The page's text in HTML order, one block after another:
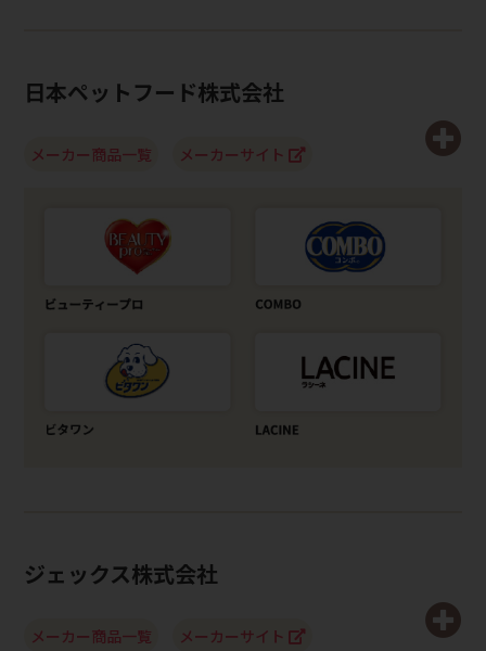
日本ペットフード株式会社
メーカー商品一覧 メーカーサイト
ジェックス株式会社
メーカー商品一覧 メーカーサイト